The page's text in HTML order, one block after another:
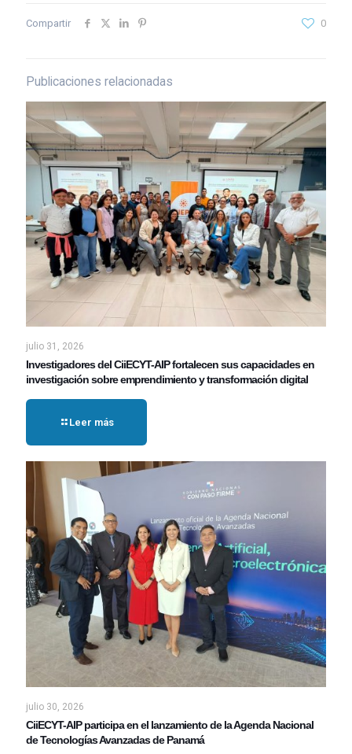
Compartir 0
Publicaciones relacionadas
julio 31, 2026
Investigadores del CiiECYT-AIP fortalecen sus capacidades en
investigación sobre emprendimiento y transformación digital
Leer más
julio 30, 2026
CiiECYT-AIP participa en el lanzamiento de la Agenda Nacional
de Tecnologías Avanzadas de Panamá